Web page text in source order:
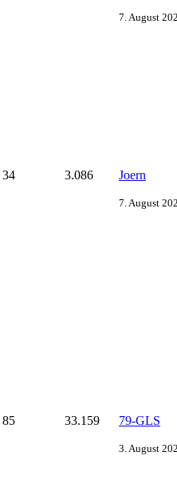
7. August
34 3.086 Joern
7. August
85 33.159 79-GLS
3. August